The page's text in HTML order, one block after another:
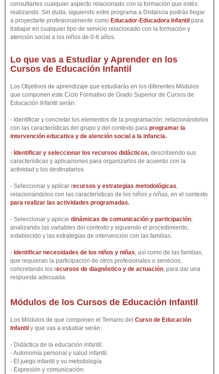
consultarles cualquier aspecto relacionado con la formación que estés
realizando. Sin duda, siguiendo estre programa a Distancia podrás llegar
a proyectarte profesionalmente como Educador-Educadora Infantil para
trabajar en cualquier tipo de servicio relacionado con la formación y
atención social a los niños de 0-6 años.
Lo que vas a Estudiar y Aprender en los
Cursos de Educación Infantil
Los Objetivos de aprendizaje que estudiarás en los diferentes Módulos
que componen este Ciclo Formativo de Grado Superior de Cursos de
Educación Infantil serán:
- Identificar y concretar los elementos de la programación, relacionándolos
con las características del grupo y del contexto para programar la
intervención educativa y de atención social a la infancia.
- Identificar y seleccionar los recursos didácticos, describiendo sus
características y aplicaciones para organizarlos de acuerdo con la
actividad y los destinatarios.
- Seleccionar y aplicar recursos y estrategias metodológicas,
relacionándolos con las características de los niños y niñas, en el contexto
para realizar las actividades programadas.
- Seleccionar y aplicar dinámicas de comunicación y participación,
analizando las variables del contexto y siguiendo el procedimiento,
establecido y las estrategias de intervención con las familias.
- Identificar necesidades de los niños y niñas, así como de las familias,
que requieran la participación de otros profesionales o servicios,
concretando los recursos de diagnóstico y de actuación, para dar una
respuesta adecuada.
Módulos de los Cursos de Educación Infantil
Los Módulos de que componen el Temario del Curso de Educación
Infantil y que vas a estudiar serán:
- Didáctica de la educación infantil.
- Autonomía personal y salud infantil.
- El juego infantil y su metodología.
- Expresión y comunicación.